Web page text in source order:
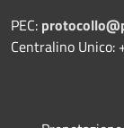
PEC:
Centralino Unico: